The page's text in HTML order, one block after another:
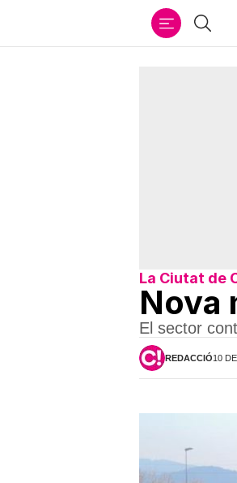
Cercar
La Ciutat de
Nova
El sector
REDACCIÓ10